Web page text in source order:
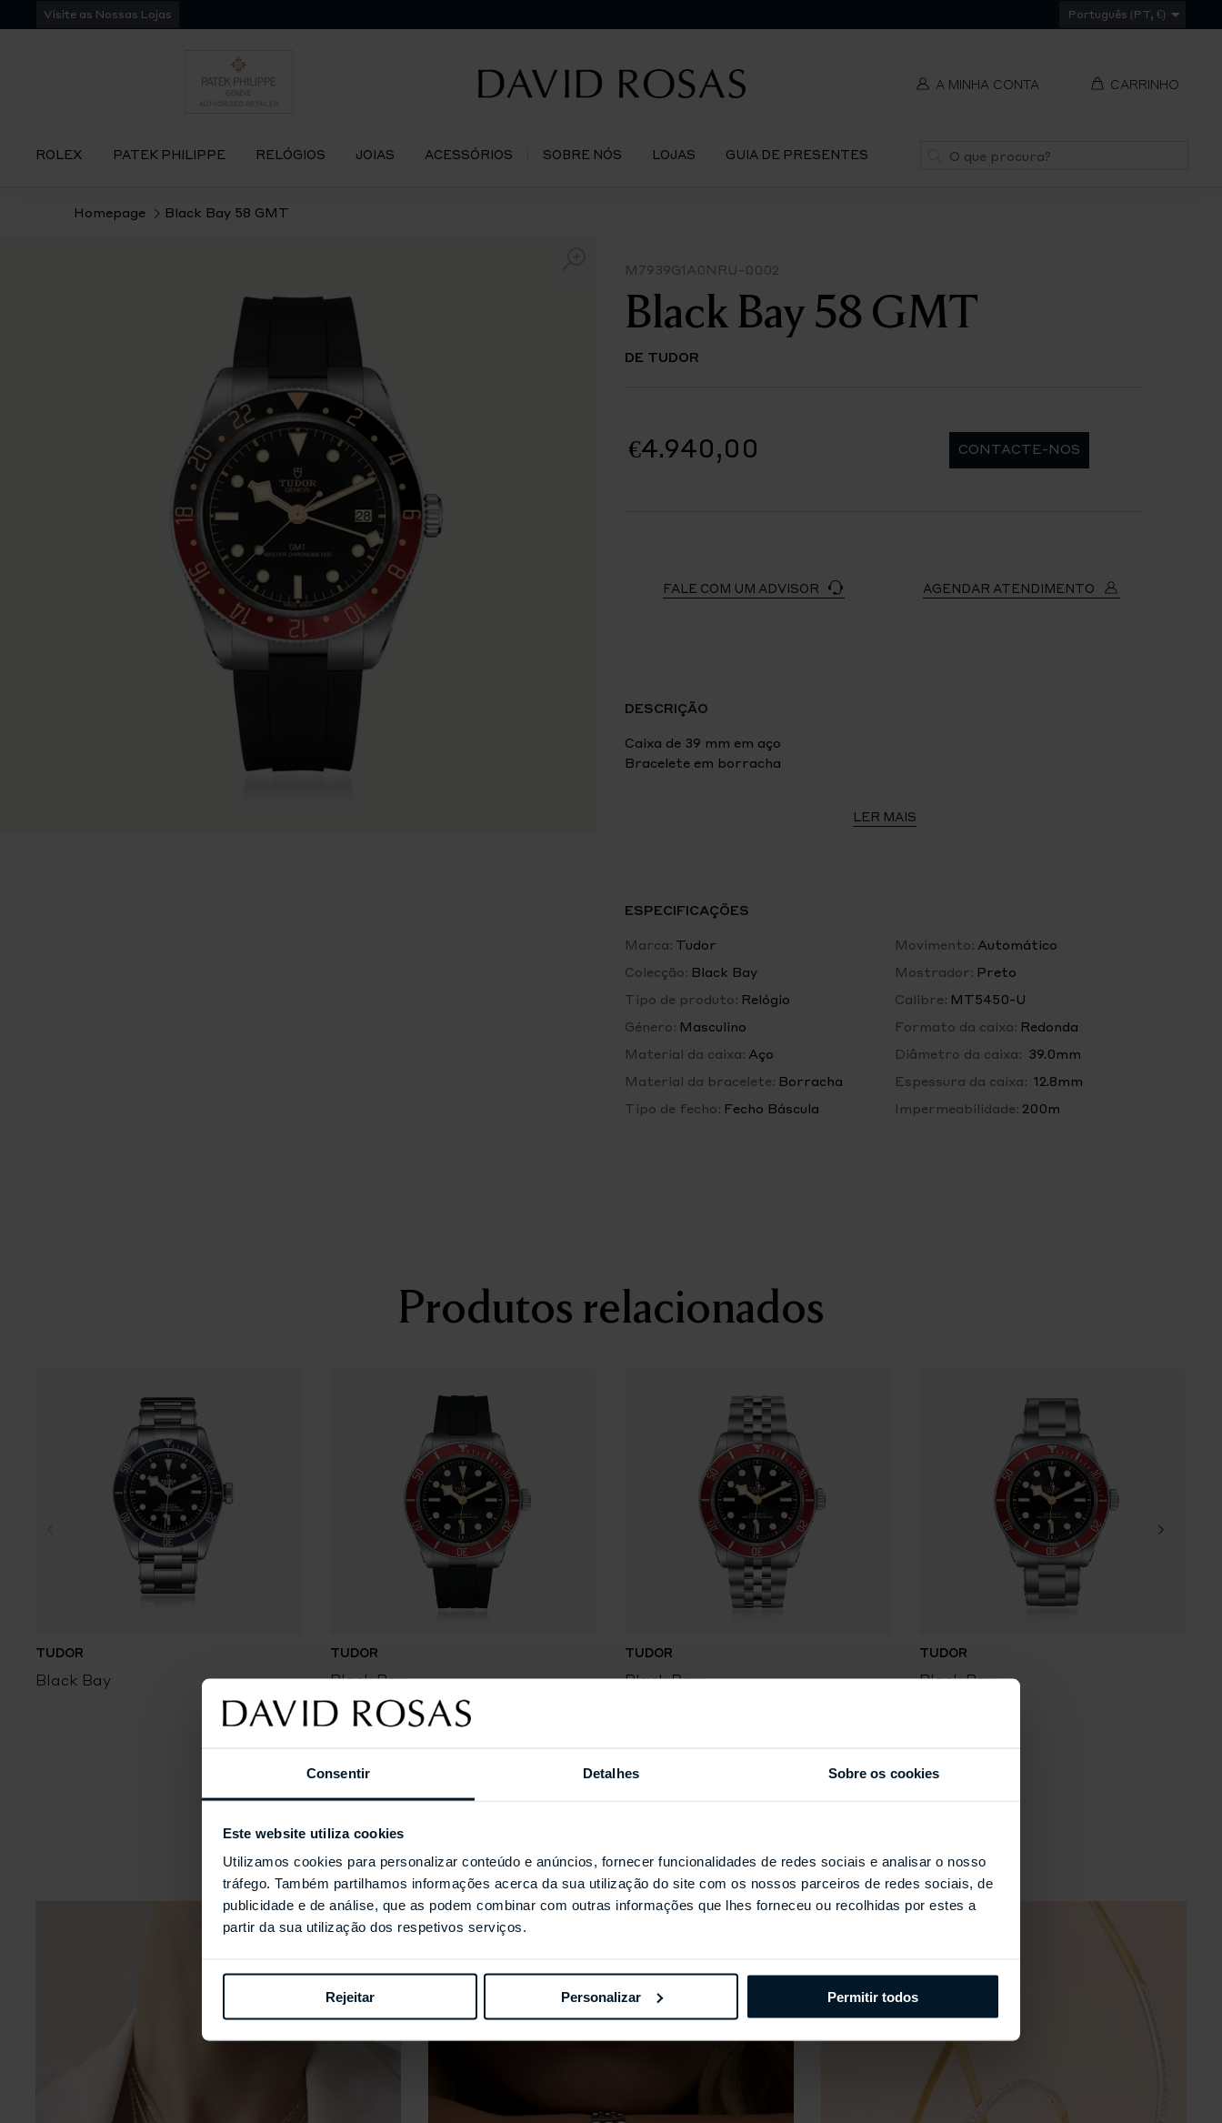
Consentir Detalhes Sobre os cookies
Este website utiliza cookies
Utilizamos cookies para personalizar conteúdo e anúncios, fornecer funcionalidades de redes sociais e analisar o nosso
tráfego. Também partilhamos informações acerca da sua utilização do site com os nossos parceiros de redes sociais, de
publicidade e de análise, que as podem combinar com outras informações que lhes forneceu ou recolhidas por estes a
partir da sua utilização dos respetivos serviços.
Rejeitar Personalizar Permitir todos
para
Visite as Nossas Lojas Português (PT, €)
A MINHA CONTA CARRINHO
ROLEX PATEK PHILIPPE RELÓGIOS JOIAS ACESSÓRIOS SOBRE NÓS LOJAS GUIA DE PRESENTES Pesquisa
Homepage Black Bay 58 GMT
M7939G1A0NRU-0002
Black Bay 58 GMT
DE TUDOR
€4.940,00 CONTACTE-NOS
FALE COM UM ADVISOR AGENDAR ATENDIMENTO
DESCRIÇÃO
Caixa de 39 mm em aço
Bracelete em borracha
Garantia transferível de cinco anos, sem registo nem verificações de
Caixa de 39 mm em aço inoxidável com acabamento polido e acetinado
Distância entre asas: 20 mm
Espessura da caixa: 12.8 mm
Movimento
Movimento mecânico de corda automática com sistema de rotor bidirecional
Função GMT integrada
Mostrador
Vidro de safira côncavo
Bracelete em borracha com fecho TUDOR “T-fit”
LER MAIS
ESPECIFICAÇÕES
Marca: Tudor
Colecção: Black Bay
Tipo de produto: Relógio
Género: Masculino
Material da caixa: Aço
Material da bracelete: Borracha
Tipo de fecho: Fecho Báscula
Movimento: Automático
Mostrador: Preto
Calibre: MT5450-U
Formato da caixa: Redonda
Diâmetro da caixa: 39.0mm
Espessura da caixa: 12.8mm
Impermeabilidade: 200m
Produtos relacionados
TUDOR
Black Bay
TUDOR
Black Bay
TUDOR
Black Bay
TUDOR
Black Bay
Coleções Selecionadas